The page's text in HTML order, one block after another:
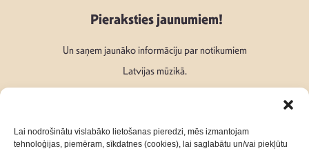
Lai nodrošinātu vislabāko lietošanas pieredzi, mēs izmantojam
tehnoloģijas, piemēram, sīkdatnes (cookies), lai saglabātu un/vai piekļūtu
Pieraksties jaunumiem!
Un saņem jaunāko informāciju par notikumiem
Latvijas mūzikā.